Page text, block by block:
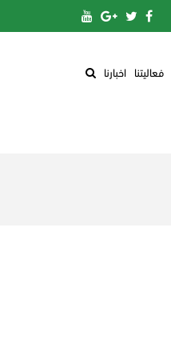
فعاليتنا اخبارنا